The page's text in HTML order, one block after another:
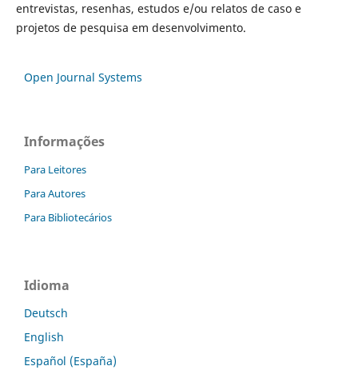
entrevistas, resenhas, estudos e/ou relatos de caso e
projetos de pesquisa em desenvolvimento.
Open Journal Systems
Informações
Para Leitores
Para Autores
Para Bibliotecários
Idioma
Deutsch
English
Español (España)